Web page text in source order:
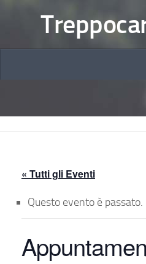
« Tutti gli Eventi
Questo evento è passato.